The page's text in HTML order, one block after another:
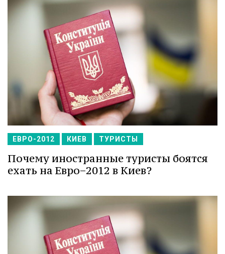
ЕВРО-2012 КИЕВ ТУРИСТЫ
Почему иностранные туристы боятся
ехать на Евро−2012 в Киев?